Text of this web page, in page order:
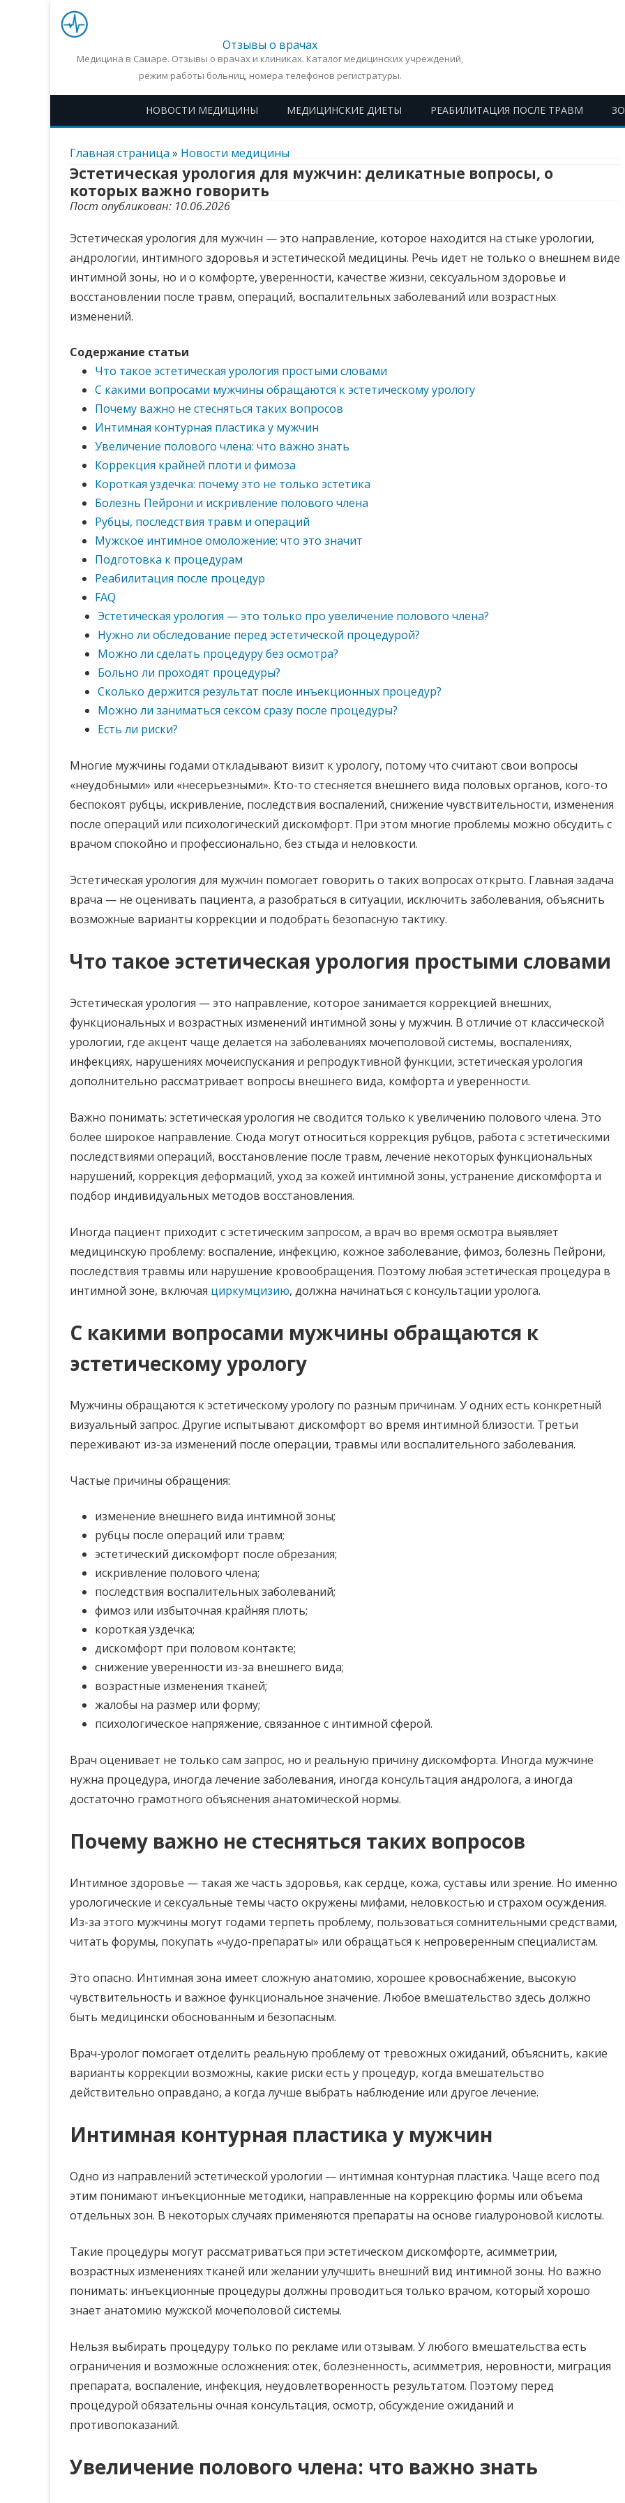
Отзывы о врачах
Медицина в Самаре. Отзывы о врачах и клиниках. Каталог медицинских учреждений,
режим работы больниц, номера телефонов регистратуры.
НОВОСТИ МЕДИЦИНЫ МЕДИЦИНСКИЕ ДИЕТЫ РЕАБИЛИТАЦИЯ ПОСЛЕ ТРАВМ
Перейти
Главная страница » Новости медицины
Эстетическая урология для мужчин: деликатные вопросы, о
которых важно говорить
Пост опубликован: 10.06.2026
Эстетическая урология для мужчин — это направление, которое находится на стыке урологии,
андрологии, интимного здоровья и эстетической медицины. Речь идет не только о внешнем виде
интимной зоны, но и о комфорте, уверенности, качестве жизни, сексуальном здоровье и
восстановлении после травм, операций, воспалительных заболеваний или возрастных
изменений.
Содержание статьи
Что такое эстетическая урология простыми словами
С какими вопросами мужчины обращаются к эстетическому урологу
Почему важно не стесняться таких вопросов
Интимная контурная пластика у мужчин
Увеличение полового члена: что важно знать
Коррекция крайней плоти и фимоза
Короткая уздечка: почему это не только эстетика
Болезнь Пейрони и искривление полового члена
Рубцы, последствия травм и операций
Мужское интимное омоложение: что это значит
Подготовка к процедурам
Реабилитация после процедур
FAQ
Эстетическая урология — это только про увеличение полового члена?
Нужно ли обследование перед эстетической процедурой?
Можно ли сделать процедуру без осмотра?
Больно ли проходят процедуры?
Сколько держится результат после инъекционных процедур?
Можно ли заниматься сексом сразу после процедуры?
Есть ли риски?
Многие мужчины годами откладывают визит к урологу, потому что считают свои вопросы
«неудобными» или «несерьезными». Кто-то стесняется внешнего вида половых органов, кого-то
беспокоят рубцы, искривление, последствия воспалений, снижение чувствительности, изменения
после операций или психологический дискомфорт. При этом многие проблемы можно обсудить с
врачом спокойно и профессионально, без стыда и неловкости.
Эстетическая урология для мужчин помогает говорить о таких вопросах открыто. Главная задача
врача — не оценивать пациента, а разобраться в ситуации, исключить заболевания, объяснить
возможные варианты коррекции и подобрать безопасную тактику.
Что такое эстетическая урология простыми словами
Эстетическая урология — это направление, которое занимается коррекцией внешних,
функциональных и возрастных изменений интимной зоны у мужчин. В отличие от классической
урологии, где акцент чаще делается на заболеваниях мочеполовой системы, воспалениях,
инфекциях, нарушениях мочеиспускания и репродуктивной функции, эстетическая урология
дополнительно рассматривает вопросы внешнего вида, комфорта и уверенности.
Важно понимать: эстетическая урология не сводится только к увеличению полового члена. Это
более широкое направление. Сюда могут относиться коррекция рубцов, работа с эстетическими
последствиями операций, восстановление после травм, лечение некоторых функциональных
нарушений, коррекция деформаций, уход за кожей интимной зоны, устранение дискомфорта и
подбор индивидуальных методов восстановления.
Иногда пациент приходит с эстетическим запросом, а врач во время осмотра выявляет
медицинскую проблему: воспаление, инфекцию, кожное заболевание, фимоз, болезнь Пейрони,
последствия травмы или нарушение кровообращения. Поэтому любая эстетическая процедура в
интимной зоне, включая циркумцизию, должна начинаться с консультации уролога.
С какими вопросами мужчины обращаются к
эстетическому урологу
Мужчины обращаются к эстетическому урологу по разным причинам. У одних есть конкретный
визуальный запрос. Другие испытывают дискомфорт во время интимной близости. Третьи
переживают из-за изменений после операции, травмы или воспалительного заболевания.
Частые причины обращения:
изменение внешнего вида интимной зоны;
рубцы после операций или травм;
эстетический дискомфорт после обрезания;
искривление полового члена;
последствия воспалительных заболеваний;
фимоз или избыточная крайняя плоть;
короткая уздечка;
дискомфорт при половом контакте;
снижение уверенности из-за внешнего вида;
возрастные изменения тканей;
жалобы на размер или форму;
психологическое напряжение, связанное с интимной сферой.
Врач оценивает не только сам запрос, но и реальную причину дискомфорта. Иногда мужчине
нужна процедура, иногда лечение заболевания, иногда консультация андролога, а иногда
достаточно грамотного объяснения анатомической нормы.
Почему важно не стесняться таких вопросов
Интимное здоровье — такая же часть здоровья, как сердце, кожа, суставы или зрение. Но именно
урологические и сексуальные темы часто окружены мифами, неловкостью и страхом осуждения.
Из-за этого мужчины могут годами терпеть проблему, пользоваться сомнительными средствами,
читать форумы, покупать «чудо-препараты» или обращаться к непроверенным специалистам.
Это опасно. Интимная зона имеет сложную анатомию, хорошее кровоснабжение, высокую
чувствительность и важное функциональное значение. Любое вмешательство здесь должно
быть медицински обоснованным и безопасным.
Врач-уролог помогает отделить реальную проблему от тревожных ожиданий, объяснить, какие
варианты коррекции возможны, какие риски есть у процедур, когда вмешательство
действительно оправдано, а когда лучше выбрать наблюдение или другое лечение.
Интимная контурная пластика у мужчин
Одно из направлений эстетической урологии — интимная контурная пластика. Чаще всего под
этим понимают инъекционные методики, направленные на коррекцию формы или объема
отдельных зон. В некоторых случаях применяются препараты на основе гиалуроновой кислоты.
Такие процедуры могут рассматриваться при эстетическом дискомфорте, асимметрии,
возрастных изменениях тканей или желании улучшить внешний вид интимной зоны. Но важно
понимать: инъекционные процедуры должны проводиться только врачом, который хорошо
знает анатомию мужской мочеполовой системы.
Нельзя выбирать процедуру только по рекламе или отзывам. У любого вмешательства есть
ограничения и возможные осложнения: отек, болезненность, асимметрия, неровности, миграция
препарата, воспаление, инфекция, неудовлетворенность результатом. Поэтому перед
процедурой обязательны очная консультация, осмотр, обсуждение ожиданий и
противопоказаний.
Увеличение полового члена: что важно знать